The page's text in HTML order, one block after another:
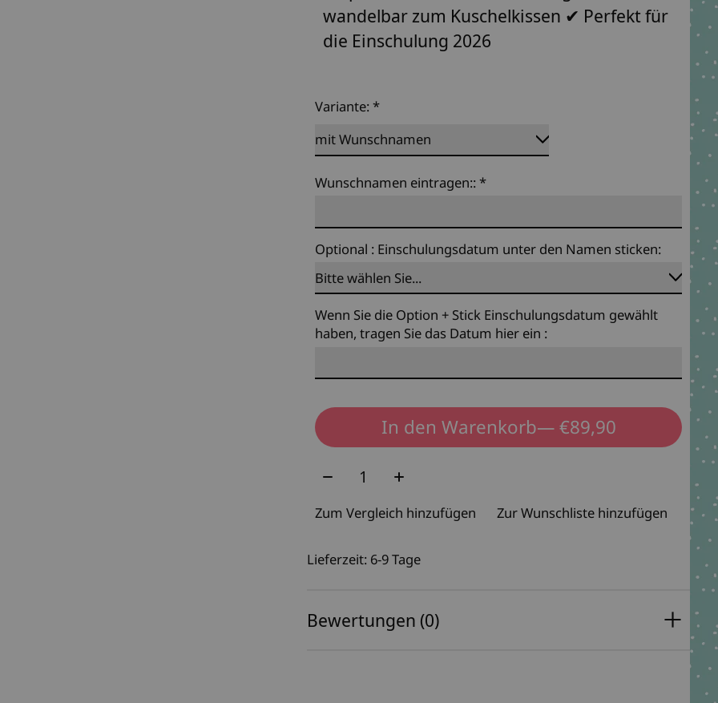
wandelbar zum Kuschelkissen ✔ Perfekt für
die Einschulung 2026
Variante:*
Wunschnamen eintragen::*
Optional : Einschulungsdatum unter den Namen sticken:
Wenn Sie die Option + Stick Einschulungsdatum gewählt
haben, tragen Sie das Datum hier ein :
In den Warenkorb
— €89,90
Menge:
Zum Vergleich hinzufügen Zur Wunschliste hinzufügen
Lieferzeit: 6-9 Tage
Bewertungen (0)